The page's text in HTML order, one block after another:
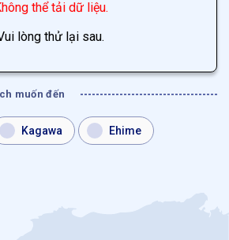
thể tải dữ liệu.
lòng thử lại sau.
muốn đến
Kagawa Ehime